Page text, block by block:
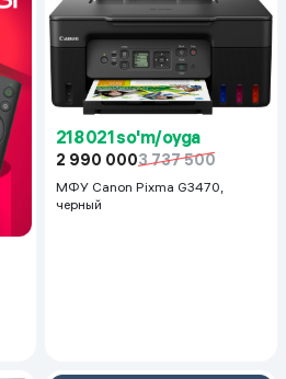
218 021 so'm/oyga
2 990 0003 737 500
МФУ Canon Pixma G3470,
черный